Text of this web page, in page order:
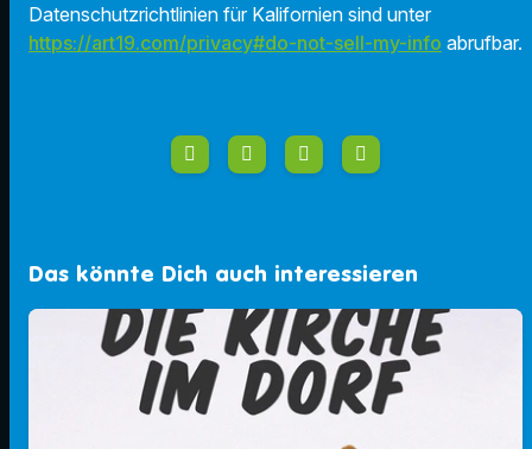
Datenschutzrichtlinien für Kalifornien sind unter
https://art19.com/privacy#do-not-sell-my-info abrufbar.
Das könnte Dich auch interessieren